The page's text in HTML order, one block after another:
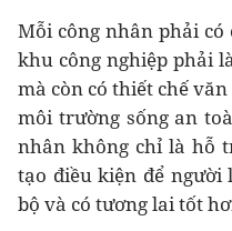
Mỗi công nhân phải
khu công nghiệp phải
mà còn có thiết chế
môi trường sống an
nhân không chỉ là hỗ
tạo điều kiện để
bộ và có tương lai tốt